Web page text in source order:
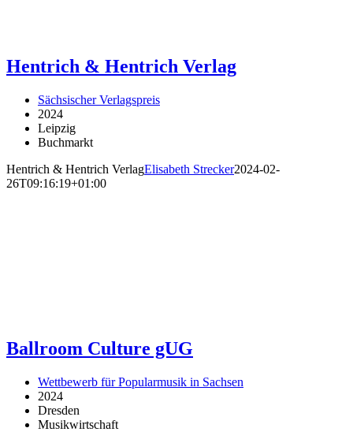
Hentrich & Hentrich Verlag
Sächsischer Verlagspreis
2024
Leipzig
Buchmarkt
Hentrich & Hentrich VerlagElisabeth Strecker2024-02-
26T09:16:19+01:00
Ballroom Culture gUG
Wettbewerb für Popularmusik in Sachsen
2024
Dresden
Musikwirtschaft